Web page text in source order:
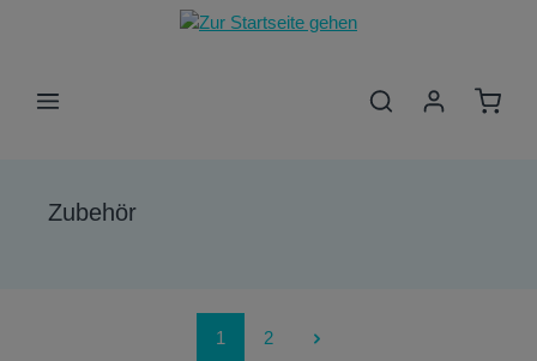
Zum Hauptinhalt springen
Zubehör
Seite
1 Seite
2